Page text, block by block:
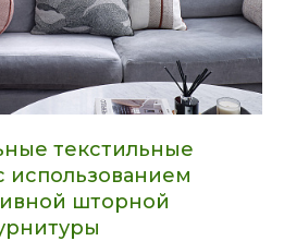
текстильные
использованием
шторной